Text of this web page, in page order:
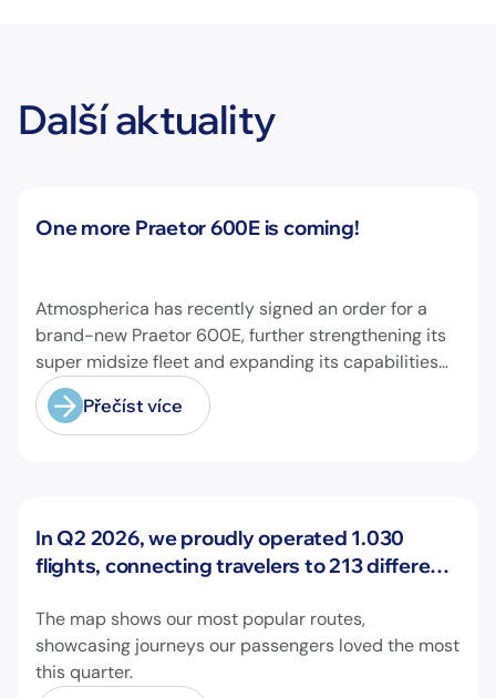
Další aktuality
Novinky
One more Praetor 600E is coming!
Atmospherica has recently signed an order for a
brand-new Praetor 600E, further strengthening its
super midsize fleet and expanding its capabilities
on longer-range missions!
Přečíst více
Novinky
In Q2 2026, we proudly operated 1.030
flights, connecting travelers to 213 different
The map shows our most popular routes,
showcasing journeys our passengers loved the most
this quarter.